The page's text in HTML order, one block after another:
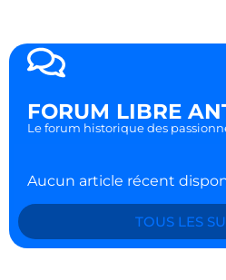
FORUM LIBRE
Le forum historique des
Aucun article récent
TOUS LES